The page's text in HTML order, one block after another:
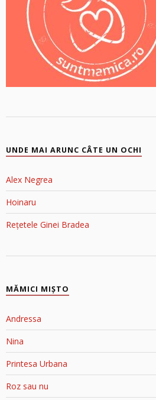
UNDE MAI ARUNC CÂTE UN OCHI
Alex Negrea
Hoinaru
Rețetele Ginei Bradea
MĂMICI MIŞTO
Andressa
Nina
Printesa Urbana
Roz sau nu